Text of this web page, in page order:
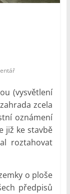
(vysvětlení
zcela
oznámení
již ke stavbě
roztahovat
o ploše
předpisů